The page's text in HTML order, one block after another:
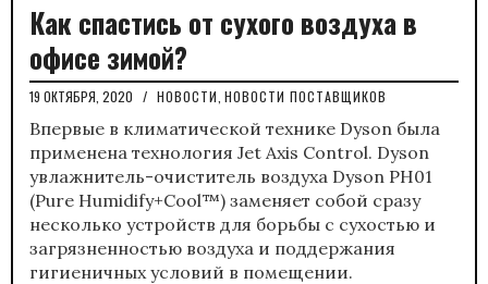
Как спастись от сухого воздуха в
офисе зимой?
19 ОКТЯБРЯ, 2020 / НОВОСТИ НОВОСТИ ПОСТАВЩИКОВ
Впервые в климатической технике Dyson была
применена технология Jet Axis Control. Dyson
увлажнитель-очиститель воздуха Dyson PН01
(Pure Humidify+Cool™) заменяет собой сразу
несколько устройств для борьбы с сухостью и
загрязненностью воздуха и поддержания
гигиеничных условий в помещении.